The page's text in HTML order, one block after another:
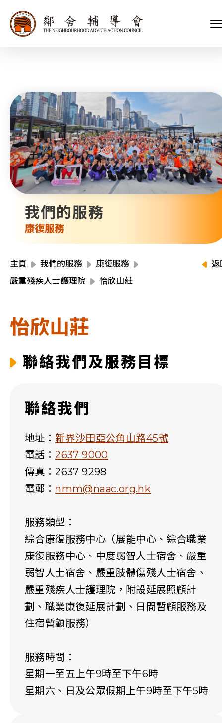
我們的服務
康復服務
主頁 我們的服務
康復服務
嚴重殘疾人士護理院
怡欣山莊
返
怡欣山莊
聯絡我們及服務目標
聯絡我們
地址：新界沙田亞公角山路45號
電話： 2637 9000
傳真：2637 9298
電郵： hmm@naac.org.hk
服務類型：
綜合康復服務中心（展能中心、綜合職業
康復服務中心、中度弱智人士宿舍、嚴重
弱智人士宿舍、嚴重肢體傷殘人士宿舍、
嚴重殘疾人士護理院，附設延展照顧計
劃、職業康復延展計劃、日間暫顧服務及
住宿暫顧服務）
服務時間：
星期一至五上午9時至下午6時
星期六、日及公眾假期上午9時至下午5時
會長、副會長
執行委員會及總幹事
招標項目
關於我們
家庭及兒童福利服務
青少年服務
內地服務
教育服務
醫療衞生服務
社會企業
我們的服務
我們的夥伴
捐款方法
支持我們
新聞稿及媒體報導
會訊及刊物
活動報名
加入我們